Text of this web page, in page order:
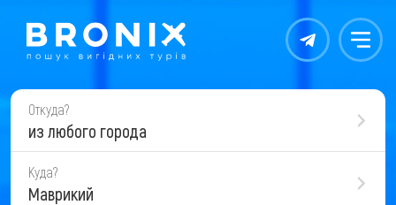
Контакты Меню
Откуда?
из любого города
Куда?
Маврикий